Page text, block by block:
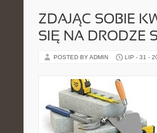
ZDAJĄC SOBIE
SIĘ NA DRODZE
POSTED BY ADMIN LIP - 31 -